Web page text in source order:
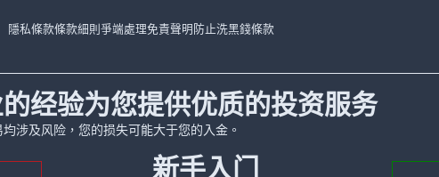
隱私條款條款細則 爭端處理免責聲明 防止洗黑錢條款
经验为您提供优质的投资服务
均涉及风险，您的损失可能大于您的入金。
新手入门